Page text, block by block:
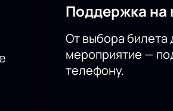
Поддержка на
От выбора билета
мероприятие —
телефону.